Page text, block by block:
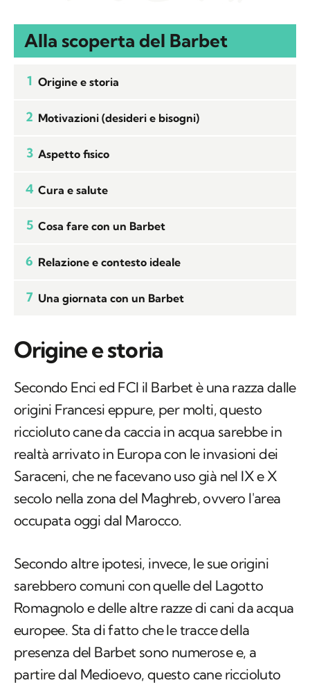
Alla scoperta del Barbet
1 Origine e storia
2 Motivazioni (desideri e bisogni)
3 Aspetto fisico
4 Cura e salute
5 Cosa fare con un Barbet
6 Relazione e contesto ideale
7 Una giornata con un Barbet
Origine e storia
Secondo Enci ed FCI il Barbet è una razza dalle
origini Francesi eppure, per molti, questo
riccioluto cane da caccia in acqua sarebbe in
realtà arrivato in Europa con le invasioni dei
Saraceni, che ne facevano uso già nel IX e X
secolo nella zona del Maghreb, ovvero l'area
occupata oggi dal Marocco.
Secondo altre ipotesi, invece, le sue origini
sarebbero comuni con quelle del Lagotto
Romagnolo e delle altre razze di cani da acqua
europee. Sta di fatto che le tracce della
presenza del Barbet sono numerose e, a
partire dal Medioevo, questo cane riccioluto